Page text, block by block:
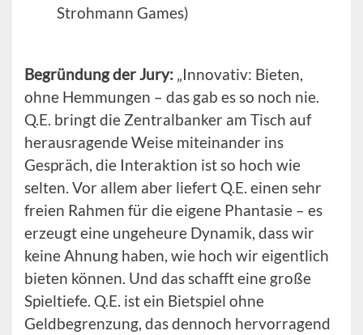
Strohmann Games)
Begründung der Jury: „Innovativ: Bieten,
ohne Hemmungen – das gab es so noch nie.
Q.E. bringt die Zentralbanker am Tisch auf
herausragende Weise miteinander ins
Gespräch, die Interaktion ist so hoch wie
selten. Vor allem aber liefert Q.E. einen sehr
freien Rahmen für die eigene Phantasie – es
erzeugt eine ungeheure Dynamik, dass wir
keine Ahnung haben, wie hoch wir eigentlich
bieten können. Und das schafft eine große
Spieltiefe. Q.E. ist ein Bietspiel ohne
Geldbegrenzung, das dennoch hervorragend